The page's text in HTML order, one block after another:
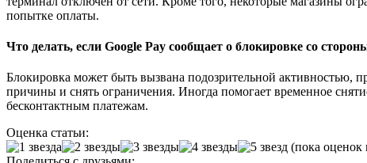
попытке оплаты.
Что делать, если Google Pay сообщает о блокировке со
Блокировка может быть вызвана подозрительной активностью,
причины и снять ограничения. Иногда помогает временное
бесконтактным платежам.
Оценка статьи:
(пока оценок